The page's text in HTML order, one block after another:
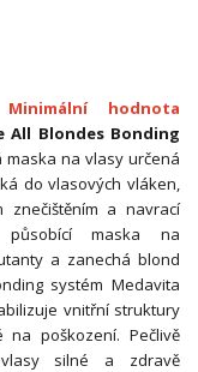
Minimální hodnota
All Blondes Bonding
na vlasy určená
do vlasových vláken,
a navrací
maska na
a zanechá blond
systém Medavita
vnitřní struktury
poškození. Pečlivě
silné a zdravě